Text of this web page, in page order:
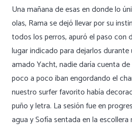
Una mañana de esas en donde lo
olas, Rama se dejó llevar por su
todos los perros, apuró el paso con
lugar indicado para dejarlos durante
amado Yacht, nadie daría cuenta
poco a poco iban engordando el
nuestro surfer favorito había
puño y letra. La sesión fue en
agua y Sofía sentada en la